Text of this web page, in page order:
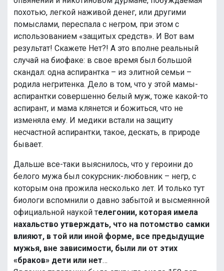
похотью, легкой наживой денег, или другими
помыслами, переспала с негром, при этом с
использованием «защитых средств». И Вот вам
результат! Скажете Нет?! А это вполне реальный
случай на биофаке: в свое время был большой
скандал: одна аспирантка – из элитной семьи –
родила негритенка. Дело в том, что у этой мамы-
аспирантки совершенно белый муж, тоже какой-то
аспирант, и мама клянется и божиться, что не
изменяла ему. И медики встали на защиту
несчастной аспирантки, такое, дескать, в природе
бывает.
Дальше все-таки выяснилось, что у героини до
белого мужа был сокурсник-любовник – негр, с
которым она прожила несколько лет. И только тут
биологи вспомнили о давно забытой и высмеянной
официальной наукой телегонии, которая имела
нахальство утверждать, что на потомство самки
влияют, в той или иной форме, все предыдущие
мужья, вне зависимости, были ли от этих
«браков» дети или нет…